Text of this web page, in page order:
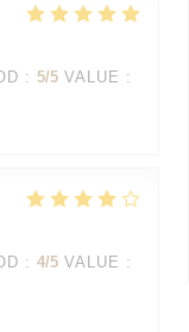
: 5/5 VALUE :
: 4/5 VALUE :